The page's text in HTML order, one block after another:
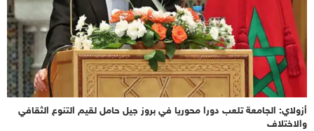
أزولاي: الجامعة تلعب دورا محوريا في بروز جيل حامل لقيم التنوع الثقافي
والاختلاف